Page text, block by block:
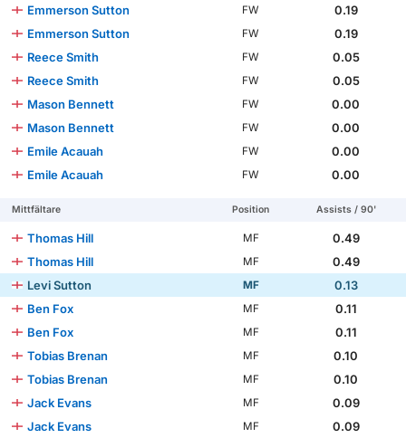
Emmerson Sutton FW
0.19
Emmerson Sutton
FW
0.19
Reece Smith
FW
0.05
Reece Smith
FW
0.05
Mason Bennett
FW
0.00
Mason Bennett
FW
0.00
Emile Acauah
FW
0.00
Emile Acauah
FW 0.00
Mittfältare Position Assists / 90'
Thomas Hill MF
0.49
Thomas Hill
MF
0.49
Levi Sutton
MF
0.13
Ben Fox
MF
0.11
Ben Fox
MF
0.11
Tobias Brenan
MF
0.10
Tobias Brenan
MF
0.10
Jack Evans
MF
0.09
Jack Evans
MF
0.09